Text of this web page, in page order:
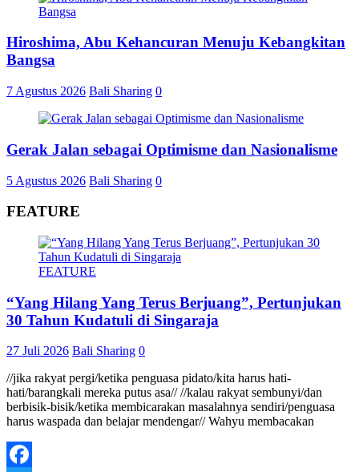
Hiroshima, Abu Kehancuran Menuju Kebangkitan
Bangsa
7 Agustus 2026 Bali Sharing 0
Gerak Jalan sebagai Optimisme dan Nasionalisme
5 Agustus 2026 Bali Sharing 0
FEATURE
FEATURE
“Yang Hilang Yang Terus Berjuang”, Pertunjukan
30 Tahun Kudatuli di Singaraja
27 Juli 2026 Bali Sharing 0
//jika rakyat pergi/ketika penguasa pidato/kita harus hati-
hati/barangkali mereka putus asa// //kalau rakyat sembunyi/dan
berbisik-bisik/ketika membicarakan masalahnya sendiri/penguasa
harus waspada dan belajar mendengar// Wahyu membacakan